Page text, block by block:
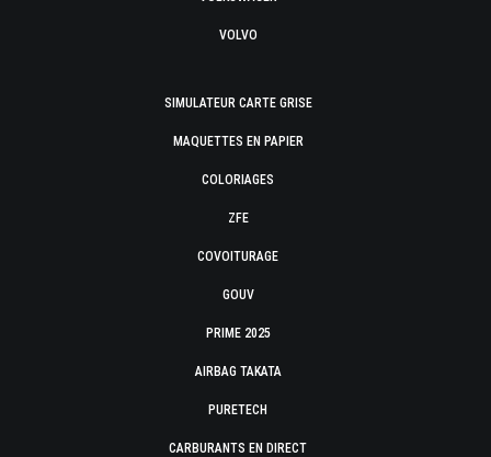
VOLVO
SIMULATEUR CARTE GRISE
MAQUETTES EN PAPIER
COLORIAGES
ZFE
COVOITURAGE
GOUV
PRIME 2025
AIRBAG TAKATA
PURETECH
CARBURANTS EN DIRECT